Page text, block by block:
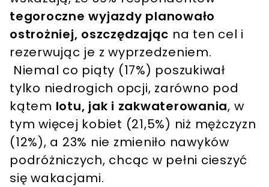
tegoroczne wyjazdy planowało
ostrożniej, oszczędzając na ten cel i
rezerwując je z wyprzedzeniem.
Niemal co piąty (17%) poszukiwał
tylko niedrogich opcji, zarówno pod
kątem lotu, jak i zakwaterowania, w
tym więcej kobiet (21,5%) niż mężczyzn
(12%), a 23% nie zmieniło nawyków
podróżniczych, chcąc w pełni cieszyć
się wakacjami.